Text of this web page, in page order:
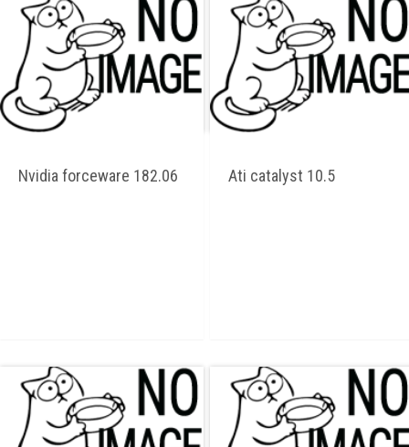
Nvidia forceware 182.06 Ati catalyst 10.5